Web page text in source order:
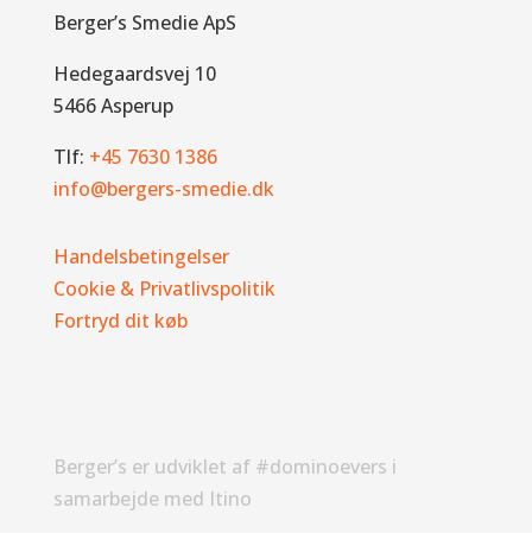
Berger’s Smedie ApS
Hedegaardsvej 10
5466 Asperup
Tlf: +45 7630 1386
info@bergers-smedie.dk
Handelsbetingelser
Cookie & Privatlivspolitik
Fortryd dit køb
Berger’s er udviklet af #dominoevers i
samarbejde med Itino